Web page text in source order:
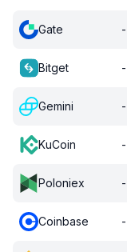
Gate -
Bitget -
Gemini -
KuCoin -
Poloniex -
Coinbase -